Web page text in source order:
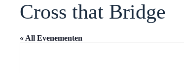
Cross that Bridge
« All Evenementen